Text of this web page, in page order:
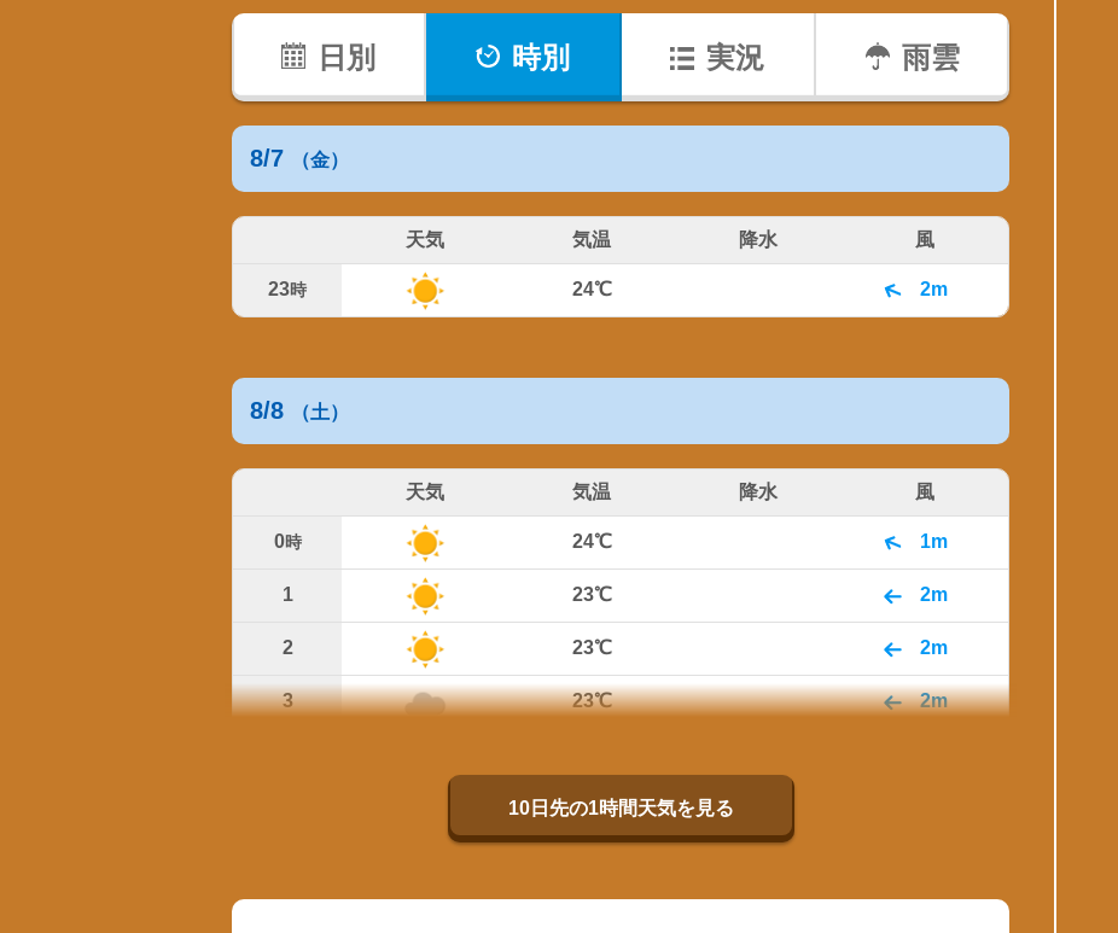
日別 時別 実況 雨雲
8/7 （金）
天気 気温 降水 風
23時 24℃ 2m
8/8 （土）
天気 気温 降水 風
0時 24℃ 1m
1 23℃ 2m
2 23℃ 2m
3 23℃ 2m
23℃
10日先の1時間天気を見る